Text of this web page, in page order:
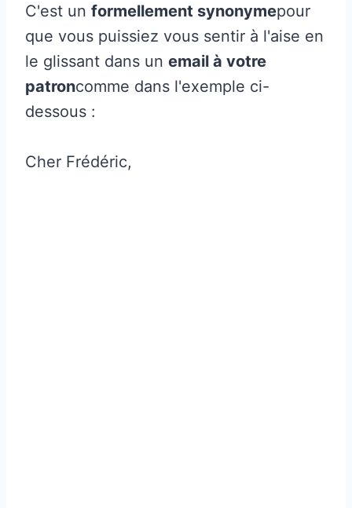
C'est un formellement synonymepour
que vous puissiez vous sentir à l'aise en
le glissant dans un email à votre
patroncomme dans l'exemple ci-
dessous :
Cher Frédéric,